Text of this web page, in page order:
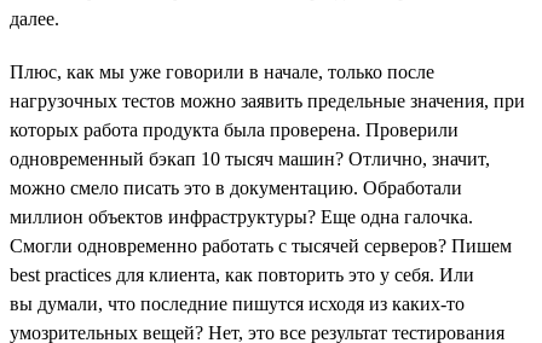
далее.
Плюс, как мы уже говорили в начале, только после
нагрузочных тестов можно заявить предельные значения, при
которых работа продукта была проверена. Проверили
одновременный бэкап 10 тысяч машин? Отлично, значит,
можно смело писать это в документацию. Обработали
миллион объектов инфраструктуры? Еще одна галочка.
Смогли одновременно работать с тысячей серверов? Пишем
best practices для клиента, как повторить это у себя. Или
вы думали, что последние пишутся исходя из каких-то
умозрительных вещей? Нет, это все результат тестирования